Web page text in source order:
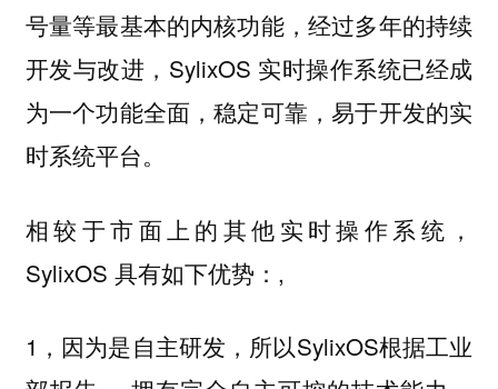
号量等最基本的内核功能，经过多年的持续
开发与改进，SylixOS 实时操作系统已经成
为一个功能全面，稳定可靠，易于开发的实
时系统平台。
相较于市面上的其他实时操作系统，
SylixOS 具有如下优势：,
1， 因为是自主研发，所以SylixOS根据工业